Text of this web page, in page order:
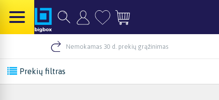
Nemokamas 30 d. prekių grąžinimas
Prekių filtras